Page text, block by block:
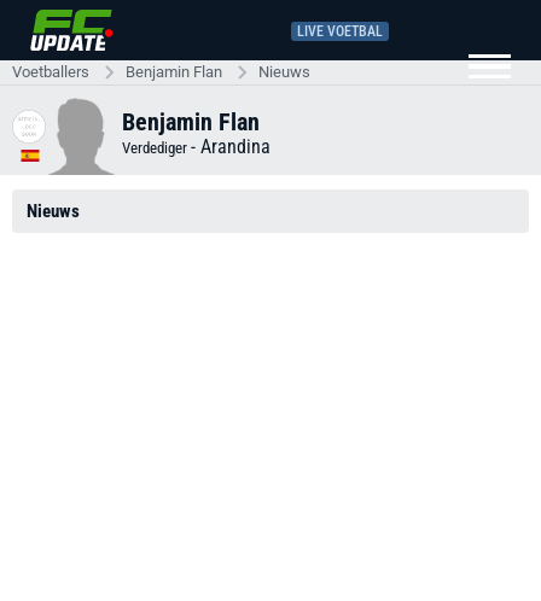
LIVE VOETBAL
Voetballers Benjamin Flan Nieuws
Benjamin Flan
Verdediger - Arandina
Nieuws